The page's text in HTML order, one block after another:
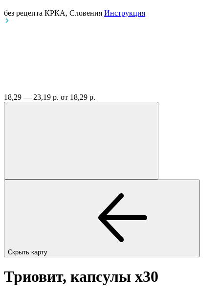
без рецепта КРКА, Словения Инструкция
18,29 — 23,19 р. от 18,29 р.
Скрыть карту
Триовит, капсулы x30